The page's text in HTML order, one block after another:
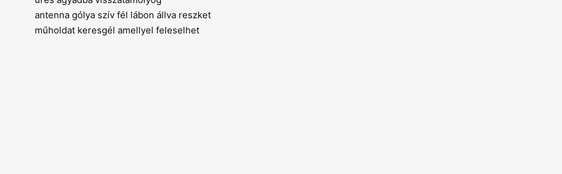
antenna gólya szív fél lábon állva reszket
műholdat keresgél amellyel feleselhet